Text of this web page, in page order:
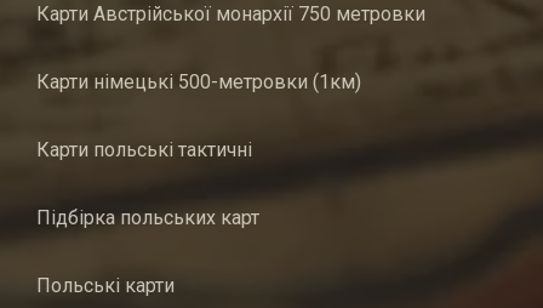
Карти Австрійської монархії 750 метровки
Карти німецькі 500-метровки (1км)
Карти польські тактичні
Підбірка польських карт
Польські карти